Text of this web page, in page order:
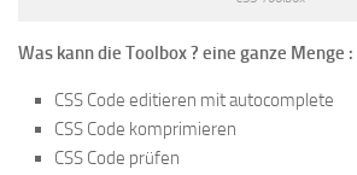
Was kann die Toolbox ? eine ganze Menge :
CSS Code editieren mit autocomplete
CSS Code komprimieren
CSS Code prüfen